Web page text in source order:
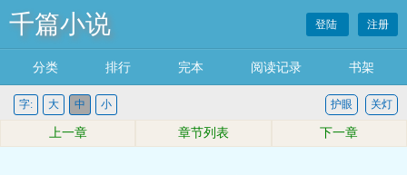
千篇小说 登陆 注册
分类 排行 完本 阅读记录 书架
字: 大 中 小 关灯
护眼
上一章 章节列表 下一章